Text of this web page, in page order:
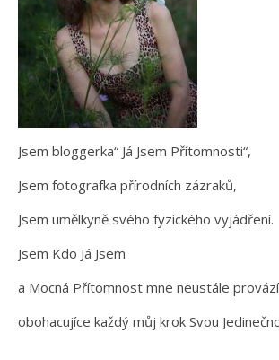
Jsem bloggerka“ Já Jsem Přítomnosti“,
Jsem fotografka přírodních zázraků,
Jsem umělkyně svého fyzického vyjádření.
Jsem Kdo Já Jsem
a Mocná Přítomnost mne neustále provází
obohacujíce každý můj krok Svou